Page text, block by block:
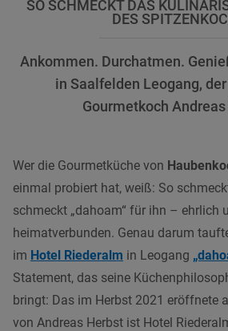
SO SCHMECKT DAS
DES
Ankommen. Durchatmen.
in Saalfelden Leogang,
Gourmetkoch
Wer die Gourmetküche von
einmal probiert hat, weiß: So
schmeckt „dahoam“ für ihn – ehrlich
heimatverbunden. Genau darum
im Hotel Riederalm in Leogang
Statement, das seine
bringt: Das im Herbst 2021 eröffnete
von Andreas Herbst ist Hotel